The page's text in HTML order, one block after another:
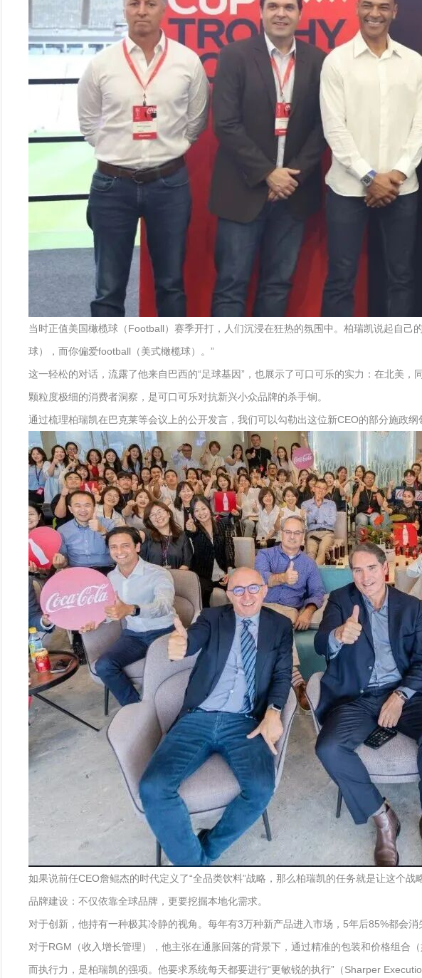
当时正值美国橄榄球（Football）赛季开打，人们沉浸在狂热的氛围中。柏瑞凯说起自
球），而你偏爱football（美式橄榄球）。”
这一轻松的对话，流露了他来自巴西的“足球基因”，也展示了可口可乐的实力：在北美
颗粒度极细的消费者洞察，是可口可乐对抗新兴小众品牌的杀手锏。
通过梳理柏瑞凯在巴克莱等会议上的公开发言，我们可以勾勒出这位新CEO的部分施政纲
如果说前任CEO詹鲲杰的时代定义了“全品类饮料”战略，那么柏瑞凯的任务就是让这个战
品牌建设：不仅依靠全球品牌，更要挖掘本地化需求。
对于创新，他持有一种极其冷静的视角。每年有3万种新产品进入市场，5年后85%都会
对于RGM（收入增长管理），他主张在通胀回落的背景下，通过精准的包装和价格组合
而执行力，是柏瑞凯的强项。他要求系统每天都要进行“更敏锐的执行”（Sharper